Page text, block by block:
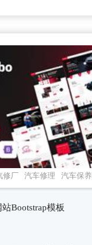
修厂 汽车修理 汽车保养
Bootstrap模板